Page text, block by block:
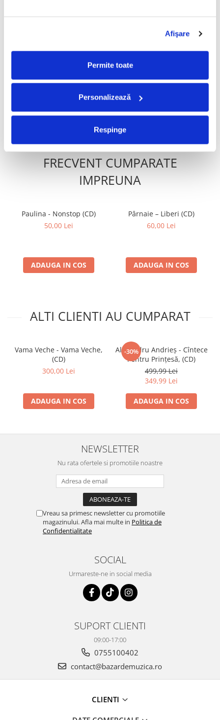
Afişare
Permite toate
Personalizează
Respinge
PRODUSE ALTERNATIVE
Café-Concert, (CD)
ADAUGA IN COS
-30%
Alexandru Andrieș - Cîntece
Pentru Prințesă, (CD)
499,99 Lei
ADAUGA IN COS
FRECVENT CUMPARATE
IMPREUNA
Paulina - Nonstop (CD)
50,00 Lei
ADAUGA IN COS
Pârnaie – Liberi (CD)
60,00 Lei
ADAUGA IN COS
ALTI CLIENTI AU CUMPARAT
Vama Veche - Vama Veche,
(CD)
300,00 Lei
ADAUGA IN COS
-30%
Alexandru Andrieș - Cîntece
Pentru Prințesă, (CD)
499,99 Lei
349,99 Lei
ADAUGA IN COS
NEWSLETTER
Nu rata ofertele si promotiile noastre
Vreau sa primesc newsletter cu promotiile
magazinului. Afla mai multe in Politica de
Confidentialitate
SOCIAL
Urmareste-ne in social media
SUPORT CLIENTI
09:00-17:00
0755100402
contact@bazardemuzica.ro
CLIENTI